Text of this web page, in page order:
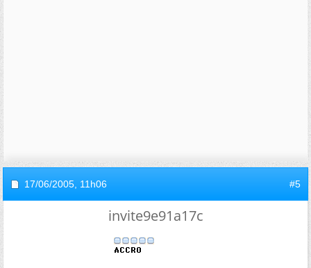
17/06/2005, 11h06 #5
invite9e91a17c